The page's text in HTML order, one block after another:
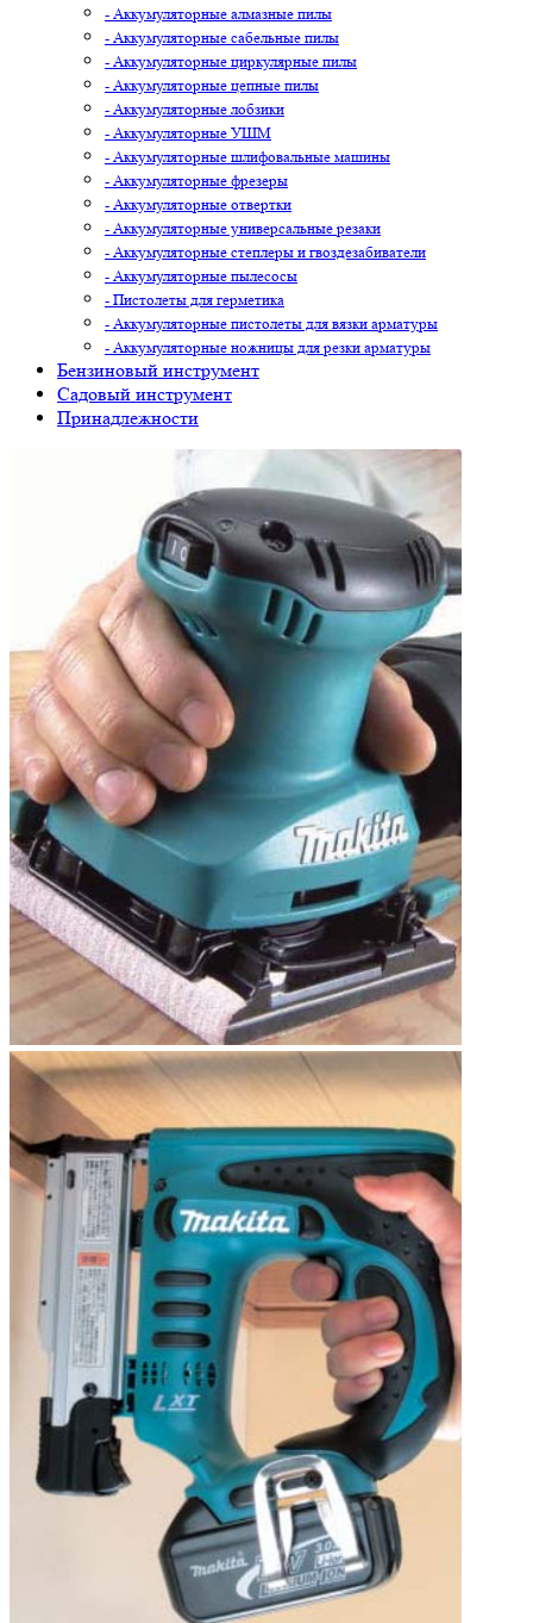
- Аккумуляторные алмазные пилы
- Аккумуляторные сабельные пилы
- Аккумуляторные циркулярные пилы
- Аккумуляторные цепные пилы
- Аккумуляторные лобзики
- Аккумуляторные УШМ
- Аккумуляторные шлифовальные машины
- Аккумуляторные фрезеры
- Аккумуляторные отвертки
- Аккумуляторные универсальные резаки
- Аккумуляторные степлеры и гвоздезабиватели
- Аккумуляторные пылесосы
- Пистолеты для герметика
- Аккумуляторные пистолеты для вязки арматуры
- Аккумуляторные ножницы для резки арматуры
Бензиновый инструмент
Садовый инструмент
Принадлежности